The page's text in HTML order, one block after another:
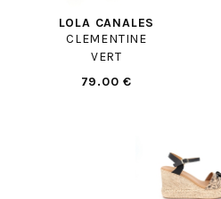
LOLA CANALES
CLEMENTINE
VERT
79.00 €